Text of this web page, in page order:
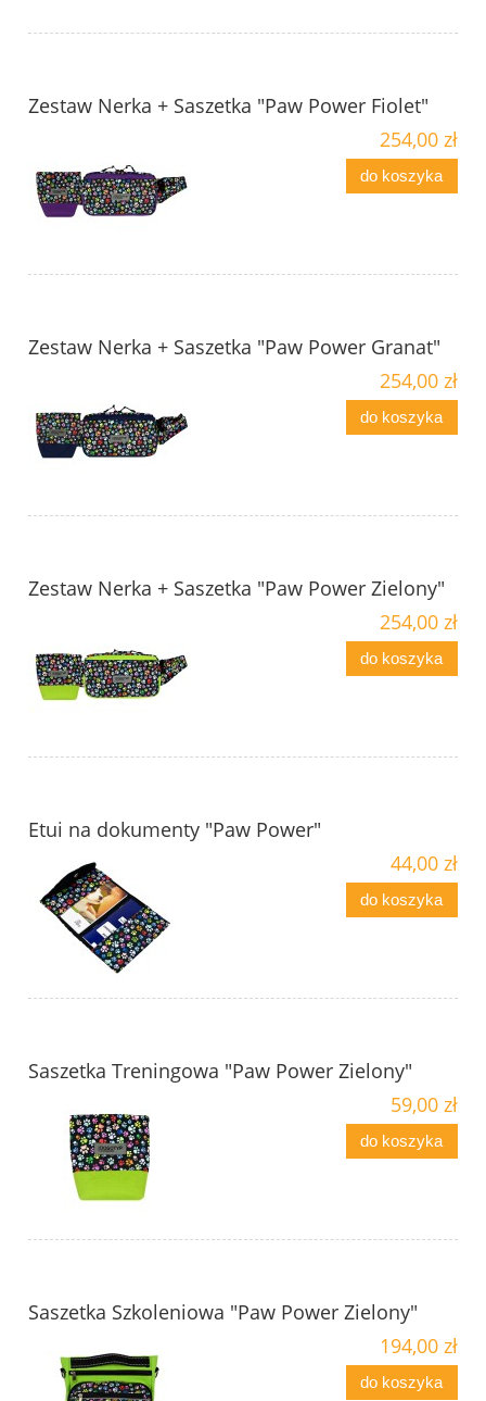
Zestaw Nerka + Saszetka "Paw Power Fiolet"
254,00 zł
do koszyka
Zestaw Nerka + Saszetka "Paw Power Granat"
254,00 zł
do koszyka
Zestaw Nerka + Saszetka "Paw Power Zielony"
254,00 zł
do koszyka
Etui na dokumenty "Paw Power"
44,00 zł
do koszyka
Saszetka Treningowa "Paw Power Zielony"
59,00 zł
do koszyka
Saszetka Szkoleniowa "Paw Power Zielony"
194,00 zł
do koszyka